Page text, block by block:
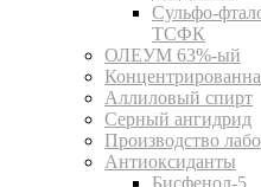
Сульфо-
ТСФК
ОЛЕУМ 63%-ый
Аллиловый спирт
Серный ангидрид
Производство
Антиоксиданты
Бисфенол-5